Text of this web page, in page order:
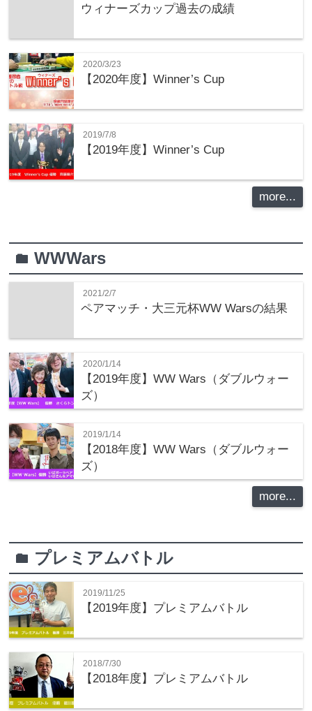
ウィナーズカップ過去の成績
2020/3/23
【2020年度】Winner’s Cup
2019/7/8
【2019年度】Winner’s Cup
more...
folderWWWars
2021/2/7
ペアマッチ・大三元杯WW Warsの結果
2020/1/14
【2019年度】WW Wars（ダブルウォー
ズ）
2019/1/14
【2018年度】WW Wars（ダブルウォー
ズ）
more...
folder プレミアムバトル
2019/11/25
【2019年度】プレミアムバトル
2018/7/30
【2018年度】プレミアムバトル